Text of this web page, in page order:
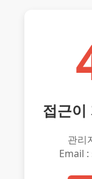
접근이
관리
Email